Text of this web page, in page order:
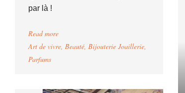
par là !
Read more
Art de vivre Beauté Bijouterie Joaillerie
Parfums